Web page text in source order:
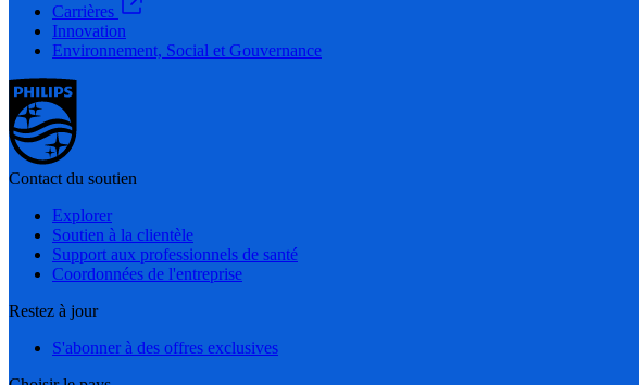
Carrières
Innovation
Environnement, Social et Gouvernance
Contact du soutien
Explorer
Soutien à la clientèle
Support aux professionnels de santé
Coordonnées de l'entreprise
Restez à jour
S'abonner à des offres exclusives